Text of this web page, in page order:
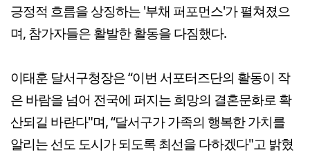
긍정적 흐름을 상징하는 '부채 퍼포먼스'가 펼쳐졌으
며, 참가자들은 활발한 활동을 다짐했다.
이태훈 달서구청장은 “이번 서포터즈단의 활동이 작
은 바람을 넘어 전국에 퍼지는 희망의 결혼문화로 확
산되길 바란다"며, “달서구가 가족의 행복한 가치를
알리는 선도 도시가 되도록 최선을 다하겠다"고 밝혔